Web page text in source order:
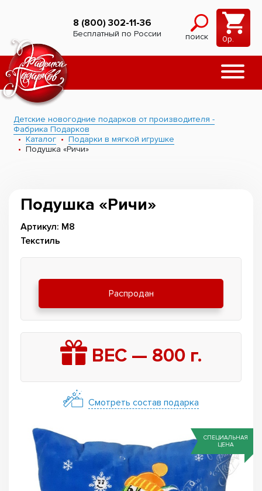
8 (800) 302-11-36
Бесплатный по России поиск 0р.
Детские новогодние подарков от производителя -
Фабрика Подарков
Каталог
Подарки в мягкой игрушке
Подушка «Ричи»
СПЕЦИАЛЬНАЯ
ЦЕНА
Подушка «Ричи»
Артикул: М8
Текстиль
Распродан
ВЕС — 800г.
Смотреть состав подарка